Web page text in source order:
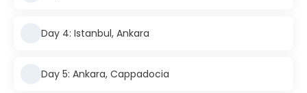
Day 4: Istanbul, Ankara
Day 5: Ankara, Cappadocia